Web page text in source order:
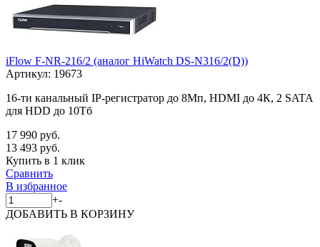
iFlow F-NR-216/2 (аналог HiWatch DS-N316/2(D))
Артикул: 19673
16-ти канальный IP-регистратор до 8Мп, HDMI до 4К, 2 SATA
для HDD до 10Тб
17 990 руб.
13 493 руб.
Купить в 1 клик
Сравнить
В избранное
+-
ДОБАВИТЬ В КОРЗИНУ